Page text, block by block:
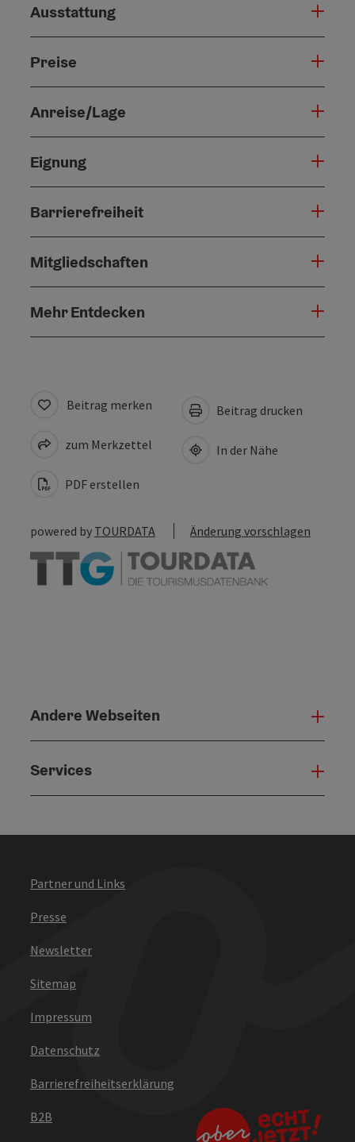
Ausstattung
Preise
Anreise/Lage
Eignung
Barrierefreiheit
Mitgliedschaften
Mehr Entdecken
Beitrag merken
zum Merkzettel
PDF erstellen
Beitrag drucken
In der Nähe
powered by TOURDATA Änderung vorschlagen
Andere Webseiten
Services
Partner und Links
Presse
Newsletter
Sitemap
Impressum
Datenschutz
Barrierefreiheitserklärung
B2B